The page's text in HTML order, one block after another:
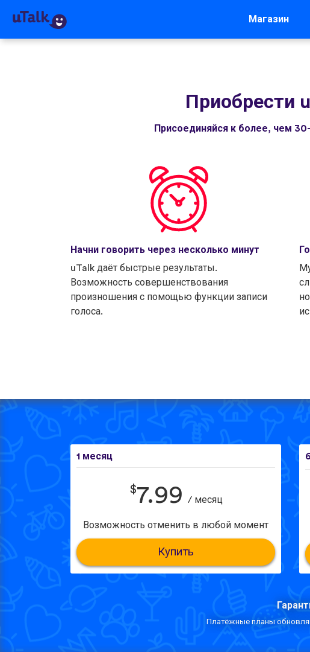
Магазин
Приобрести
Присоединяйся к более, чем
Начни говорить через несколько минут
uTalk даёт быстрые результаты.
Возможность совершенствования
произношения с помощью функции записи
голоса.
1 месяц
$7.99 / месяц
Возможность отменить в любой момент
Купить
Платёжные планы